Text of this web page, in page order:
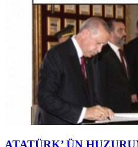
ATATÜRK’ ÜN